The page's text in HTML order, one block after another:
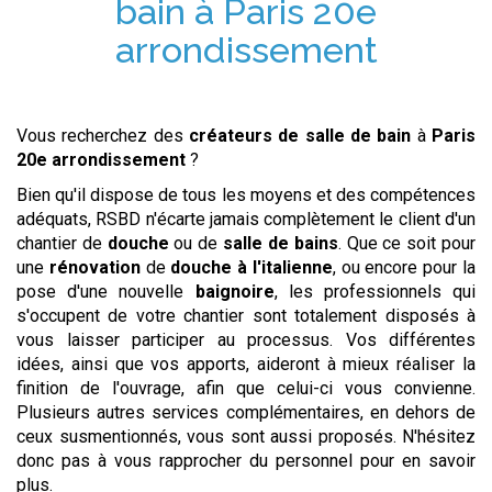
bain à Paris 20e
arrondissement
Vous recherchez des créateurs de salle de bain à Paris
20e arrondissement ?
Bien qu'il dispose de tous les moyens et des compétences
adéquats, RSBD n'écarte jamais complètement le client d'un
chantier de douche ou de salle de bains. Que ce soit pour
une rénovationde douche à l'italienne, ou encore pour la
pose d'une nouvelle
baignoire, les professionnels qui
s'occupent de votre chantier sont totalement disposés à
vous laisser participer au processus. Vos différentes
idées, ainsi que vos apports, aideront à mieux réaliser la
finition de l'ouvrage, afin que celui-ci vous convienne.
Plusieurs autres services complémentaires, en dehors de
ceux susmentionnés, vous sont aussi proposés. N'hésitez
donc pas à vous rapprocher du personnel pour en savoir
plus.